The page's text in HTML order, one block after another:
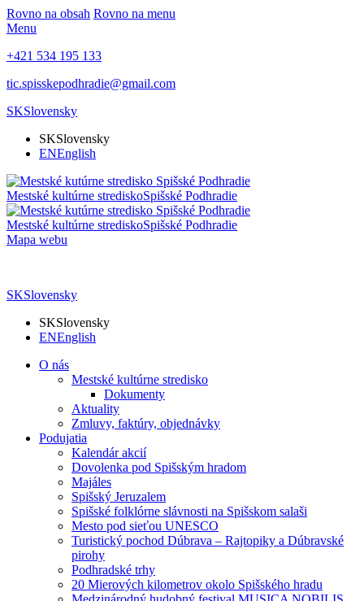
Rovno na obsah Rovno na menu
Menu
+421 534 195 133
tic.spisskepodhradie@gmail.com
SKSlovensky
SKSlovensky
ENEnglish
Mestské kultúrne strediskoSpišské Podhradie
Mestské kultúrne strediskoSpišské Podhradie
Mapa webu
SKSlovensky
SKSlovensky
ENEnglish
O nás
Mestské kultúrne stredisko
Dokumenty
Aktuality
Zmluvy, faktúry, objednávky
Podujatia
Kalendár akcií
Dovolenka pod Spišským hradom
Majáles
Spišský Jeruzalem
Spišské folklórne slávnosti na Spišskom salaši
Mesto pod sieťou UNESCO
Turistický pochod Dúbrava – Rajtopiky a Dúbravské
pirohy
Podhradské trhy
20 Mierových kilometrov okolo Spišského hradu